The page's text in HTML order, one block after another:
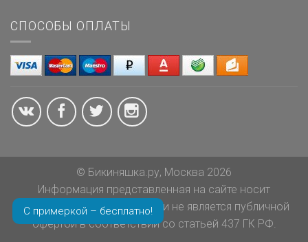
СПОСОБЫ ОПЛАТЫ
С примеркой – бесплатно!
© Бикиняшка.ру, Москва 2026
Информация представленная на сайте носит
ознакомительный характер и не является публичной
офертой в соответствии со статьей 437 ГК РФ.